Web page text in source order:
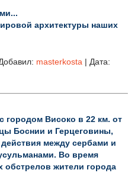
архитектуры наших
masterkosta | Дата:
городом Високо в 22 км. от
Боснии и Герцеговины,
между сербами и
Во время
обстрелов жители города